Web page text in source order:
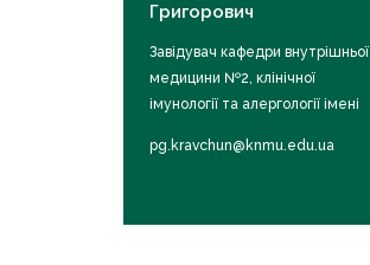
Григорович
Завідувач кафедри внутрішньої
медицини №2, клінічної
імунології та алергології імені
професор
pg.kravchun@knmu.edu.ua